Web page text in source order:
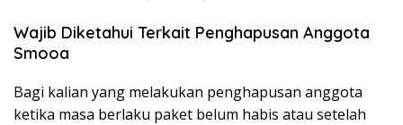
Wajib Diketahui Terkait Penghapusan Anggota
Smooa
Bagi kalian yang melakukan penghapusan anggota
ketika masa berlaku paket belum habis atau setelah